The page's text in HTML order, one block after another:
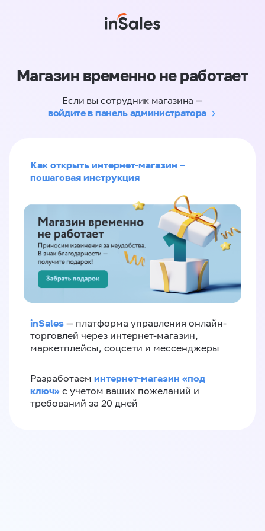
Магазин временно не работает
Если вы сотрудник магазина —
войдите в панель администратора
Как открыть интернет-магазин –
пошаговая инструкция
inSales — платформа управления онлайн-
торговлей через интернет-магазин,
маркетплейсы, соцсети и мессенджеры
Разработаем интернет-магазин «‎под
ключ»‎ с учетом ваших пожеланий и
требований за 20 дней